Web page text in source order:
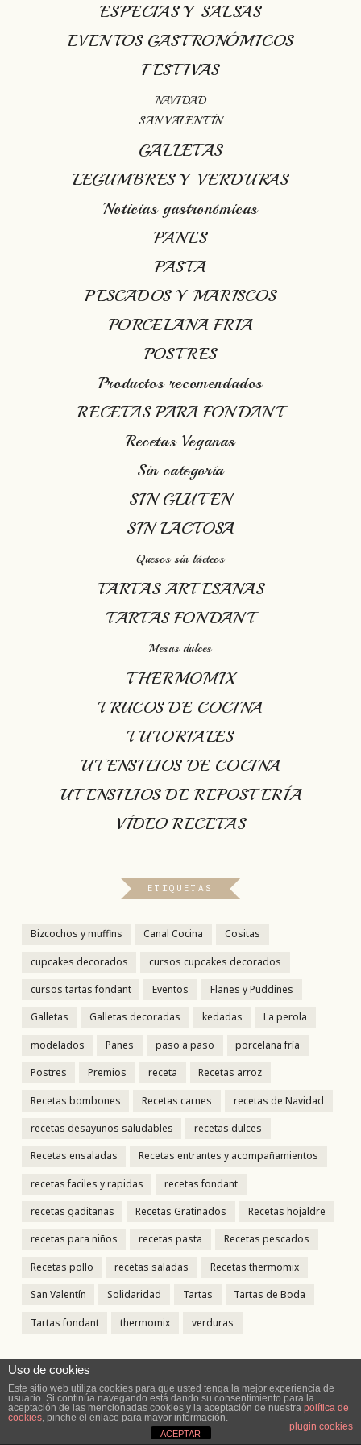
ESPECIAS Y SALSAS
EVENTOS GASTRONÓMICOS
FESTIVAS
NAVIDAD
SAN VALENTÍN
GALLETAS
LEGUMBRES Y VERDURAS
Noticias gastronómicas
PANES
PASTA
PESCADOS Y MARISCOS
PORCELANA FRIA
POSTRES
Productos recomendados
RECETAS PARA FONDANT
Recetas Veganas
Sin categoría
SIN GLUTEN
SIN LACTOSA
Quesos sin lácteos
TARTAS ARTESANAS
TARTAS FONDANT
Mesas dulces
THERMOMIX
TRUCOS DE COCINA
TUTORIALES
UTENSILIOS DE COCINA
UTENSILIOS DE REPOSTERÍA
VÍDEO RECETAS
ETIQUETAS
Bizcochos y muffins Canal Cocina Cositas
cupcakes decorados cursos cupcakes decorados
cursos tartas fondant Eventos Flanes y Puddines
Galletas Galletas decoradas kedadas La perola
modelados Panes paso a paso porcelana fría
Postres Premios receta Recetas arroz
Recetas bombones Recetas carnes recetas de Navidad
recetas desayunos saludables recetas dulces
Recetas ensaladas Recetas entrantes y acompañamientos
recetas faciles y rapidas recetas fondant
recetas gaditanas Recetas Gratinados Recetas hojaldre
recetas para niños recetas pasta Recetas pescados
Recetas pollo recetas saladas Recetas thermomix
San Valentín Solidaridad Tartas Tartas de Boda
Tartas fondant thermomix verduras
Suscríbete
Uso de cookies
Este sitio web utiliza cookies para que usted tenga la mejor experiencia de
usuario. Si continúa navegando está dando su consentimiento para la
aceptación de las mencionadas cookies y la aceptación de nuestra política de
cookies, pinche el enlace para mayor información.
plugin cookies
ACEPTAR